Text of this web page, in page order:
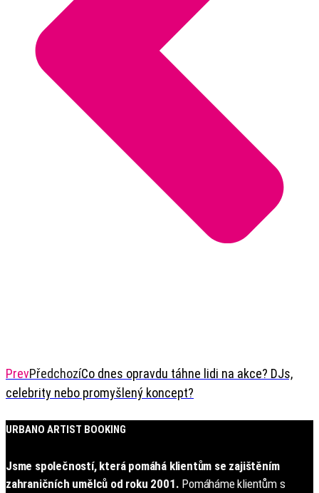
PrevPředchozíCo dnes opravdu táhne lidi na akce? DJs,
celebrity nebo promyšlený koncept?
URBANO ARTIST BOOKING
Jsme společností, která pomáhá klientům se zajištěním
zahraničních umělců od roku 2001. Pomáháme klientům s